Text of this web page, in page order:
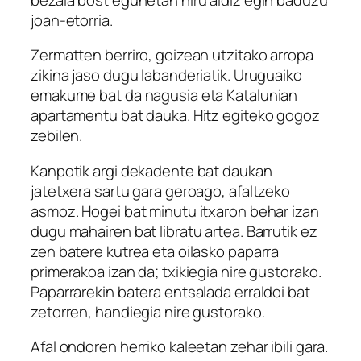
joan-etorria.
Zermatten berriro, goizean utzitako arropa
zikina jaso dugu labanderiatik. Uruguaiko
emakume bat da nagusia eta Katalunian
apartamentu bat dauka. Hitz egiteko gogoz
zebilen.
Kanpotik argi dekadente bat daukan
jatetxera sartu gara geroago, afaltzeko
asmoz. Hogei bat minutu itxaron behar izan
dugu mahairen bat libratu artea. Barrutik ez
zen batere kutrea eta oilasko paparra
primerakoa izan da; txikiegia nire gustorako.
Paparrarekin batera entsalada erraldoi bat
zetorren, handiegia nire gustorako.
Afal ondoren herriko kaleetan zehar ibili gara.